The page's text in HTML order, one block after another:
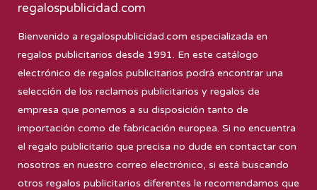
regalospublicidad.com
Bienvenido a regalospublicidad.com especializada en
regalos publicitarios desde 1991. En este catálogo
electrónico de regalos publicitarios podrá encontrar una
selección de los reclamos publicitarios y regalos de
empresa que ponemos a su disposición tanto de
importación como de fabricación europea. Si no encuentra
el regalo publicitario que precisa no dude en contactar con
nosotros en nuestro correo electrónico, si está buscando
otros regalos publicitarios diferentes le recomendamos que